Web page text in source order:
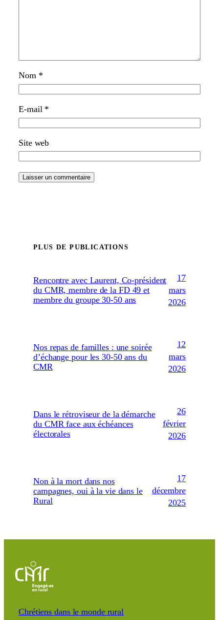
Nom *
E-mail *
Site web
PLUS DE PUBLICATIONS
Rencontre avec Laurent, Co-président
du CMR, membre de la FD 49 et
membre du groupe 30-50 ans
17
mars
2026
Nos repas de familles : une soirée
d’échange pour les 30-50 ans du
CMR
12
mars
2026
Dans le rétroviseur de la démarche
du CMR face aux échéances
électorales
26
février
2026
Non à la mort dans nos
campagnes, oui à la vie dans le
Rural
17
décembre
2025
Chrétiens dans le monde rural